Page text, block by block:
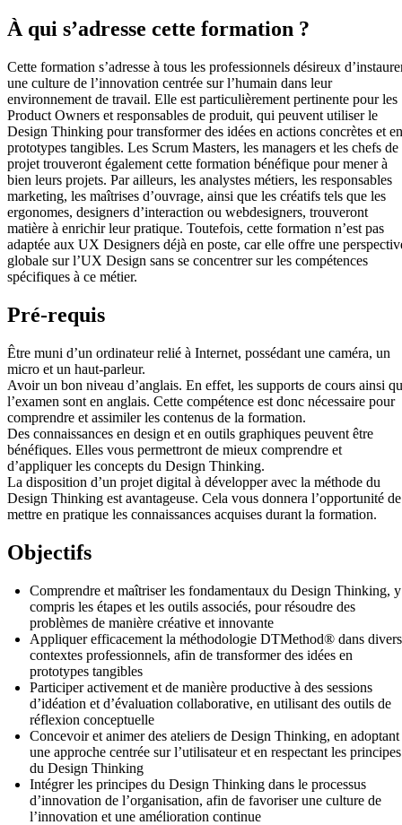
À qui s’adresse cette formation ?
Cette formation s’adresse à tous les professionnels désireux
une culture de l’innovation centrée sur l’humain dans leur
environnement de travail. Elle est particulièrement pertinente pour les
Product Owners et responsables de produit, qui peuvent utiliser le
Design Thinking pour transformer des idées en actions concrètes et en
prototypes tangibles. Les Scrum Masters, les managers et les chefs de
projet trouveront également cette formation bénéfique pour mener à
bien leurs projets. Par ailleurs, les analystes métiers, les responsables
marketing, les maîtrises d’ouvrage, ainsi que les créatifs tels que les
ergonomes, designers d’interaction ou webdesigners, trouveront
matière à enrichir leur pratique. Toutefois, cette formation n’est pas
adaptée aux UX Designers déjà en poste, car elle offre une
globale sur l’UX Design sans se concentrer sur les compétences
spécifiques à ce métier.
Pré-requis
Être muni d’un ordinateur relié à Internet, possédant une caméra, un
micro et un haut-parleur.
Avoir un bon niveau d’anglais. En effet, les supports de cours ainsi
l’examen sont en anglais. Cette compétence est donc nécessaire pour
comprendre et assimiler les contenus de la formation.
Des connaissances en design et en outils graphiques peuvent être
bénéfiques. Elles vous permettront de mieux comprendre et
d’appliquer les concepts du Design Thinking.
La disposition d’un projet digital à développer avec la méthode du
Design Thinking est avantageuse. Cela vous donnera l’opportunité de
mettre en pratique les connaissances acquises durant la formation.
Objectifs
Comprendre et maîtriser les fondamentaux du Design Thinking, y
compris les étapes et les outils associés, pour résoudre des
problèmes de manière créative et innovante
Appliquer efficacement la méthodologie DTMethod® dans divers
contextes professionnels, afin de transformer des idées en
prototypes tangibles
Participer activement et de manière productive à des sessions
d’idéation et d’évaluation collaborative, en utilisant des outils de
réflexion conceptuelle
Concevoir et animer des ateliers de Design Thinking, en adoptant
une approche centrée sur l’utilisateur et en respectant les principes
du Design Thinking
Intégrer les principes du Design Thinking dans le processus
d’innovation de l’organisation, afin de favoriser une culture de
l’innovation et une amélioration continue